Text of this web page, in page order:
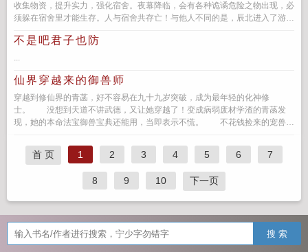
收集物资，提升实力，强化宿舍。夜幕降临，会有各种诡谲危险之物出现，必
须躲在宿舍里才能生存。人与宿舍共存亡！与他人不同的是，辰北进入了游戏
不是吧君子也防
...
仙界穿越来的御兽师
穿越到修仙界的青菡，好不容易在九十九岁突破，成为最年轻的化神修
士。 没想到天道不讲武德，又让她穿越了！变成病弱废材学渣的青菡发
现，她的本命法宝御兽宝典还能用，当即表示不慌。 不花钱捡来的宠兽天
首 页 1 2 3 4 5 6 7
8 9 10 下一页
搜 索